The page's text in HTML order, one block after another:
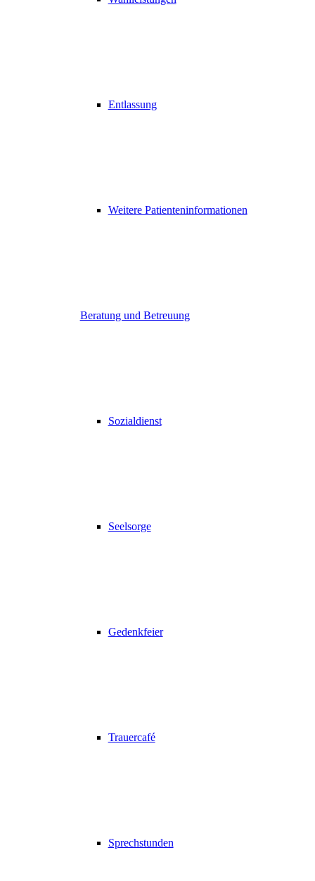
Entlassung
Weitere Patienteninformationen
Beratung und Betreuung
Sozialdienst
Seelsorge
Gedenkfeier
Trauercafé
Sprechstunden